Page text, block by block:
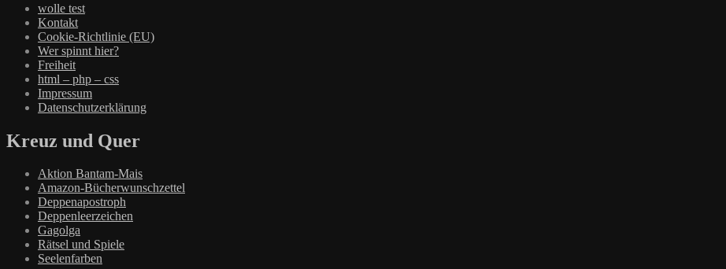
wolle test
Kontakt
Cookie-Richtlinie (EU)
Wer spinnt hier?
Freiheit
html – php – css
Impressum
Datenschutzerklärung
Kreuz und Quer
Aktion Bantam-Mais
Amazon-Bücherwunschzettel
Deppenapostroph
Deppenleerzeichen
Gagolga
Rätsel und Spiele
Seelenfarben